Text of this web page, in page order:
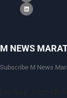
M NEWS
Subscribe M News